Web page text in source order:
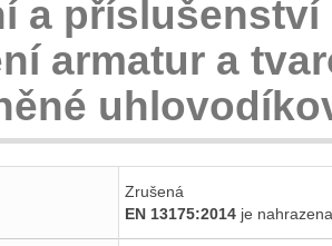
a příslušenství
armatur a
Zrušená
EN 13175:2014 je